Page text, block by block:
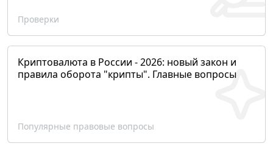
Проверки
Криптовалюта в России - 2026: новый закон и
правила оборота "крипты". Главные вопросы
Популярные правовые вопросы